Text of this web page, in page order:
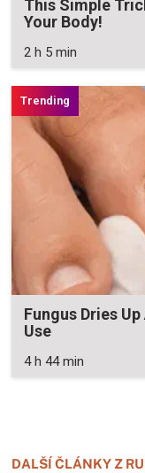
This Simple
Your Body!
2 h 5 min
Fungus Dries
Use
4 h 44 min
DALŠÍ ČLÁNKY Z